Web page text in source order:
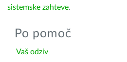
sistemske zahteve.
Po pomoč
Vaš odziv